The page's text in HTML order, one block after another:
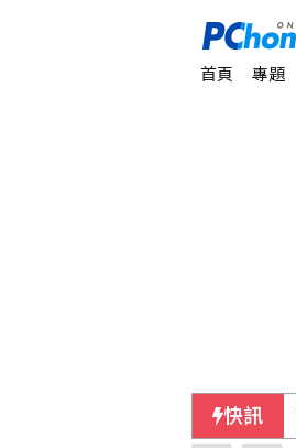
首頁 專題
快訊